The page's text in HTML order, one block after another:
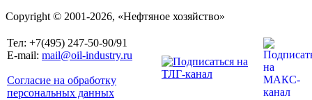
Copyright © 2001-2026, «Нефтяное хозяйство»
Тел: +7(495) 247-50-90/91
E-mail: mail@oil-industry.ru
Согласие на обработку
персональных данных